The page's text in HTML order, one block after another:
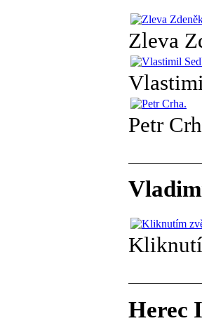
Zleva
Petr
Herec